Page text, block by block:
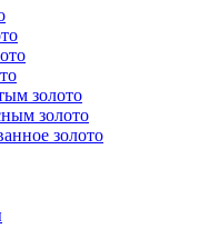
золото
золото
золото